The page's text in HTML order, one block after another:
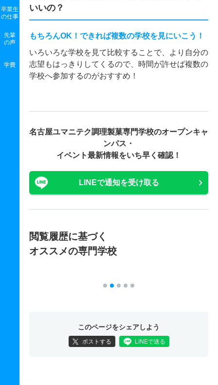
卒業生
の仕事
先輩
の声
学費
いいの？
もちろんOK！できれば複数の学校を見にいこう！
いろいろな学校を見て比較することで、より自分の
志望もはっきりしてくるので、時間が許せば複数の
学校へ参加するのがおすすめ！
名古屋ユマニテク調理製菓専門学校のオープンキャ
ンパス・
イベント最新情報をいち早く確認！
LINEで通知を受け取る
閲覧履歴に基づく
オススメの専門学校
このページをシェアしよう
ポストする LINEで送る